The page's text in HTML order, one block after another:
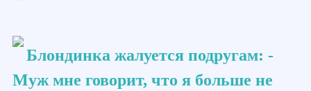
Блондинка жалуется подругам: -
Муж мне говорит, что я больше не